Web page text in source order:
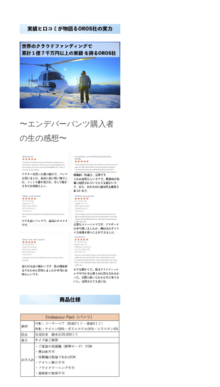
〜エンデバーパンツ購入者
の生の感想〜